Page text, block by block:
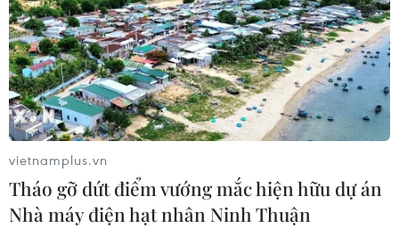
vietnamplus.vn
Tháo gỡ dứt điểm vướng mắc hiện hữu dự án
Nhà máy điện hạt nhân Ninh Thuận